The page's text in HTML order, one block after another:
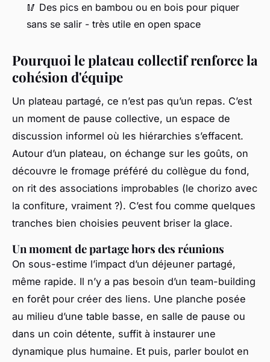
🥢 Des pics en bambou ou en bois pour piquer
sans se salir - très utile en open space
Pourquoi le plateau collectif renforce la
cohésion d'équipe
Un plateau partagé, ce n’est pas qu’un repas. C’est
un moment de pause collective, un espace de
discussion informel où les hiérarchies s’effacent.
Autour d’un plateau, on échange sur les goûts, on
découvre le fromage préféré du collègue du fond,
on rit des associations improbables (le chorizo avec
la confiture, vraiment ?). C’est fou comme quelques
tranches bien choisies peuvent briser la glace.
Un moment de partage hors des réunions
On sous-estime l’impact d’un déjeuner partagé,
même rapide. Il n’y a pas besoin d’un team-building
en forêt pour créer des liens. Une planche posée
au milieu d’une table basse, en salle de pause ou
dans un coin détente, suffit à instaurer une
dynamique plus humaine. Et puis, parler boulot en